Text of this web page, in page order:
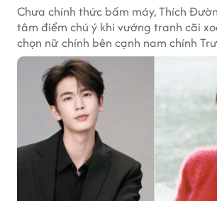
Chưa chính thức bấm máy, Thích
tâm điểm chú ý khi vướng tranh cãi
chọn nữ chính bên cạnh nam chính